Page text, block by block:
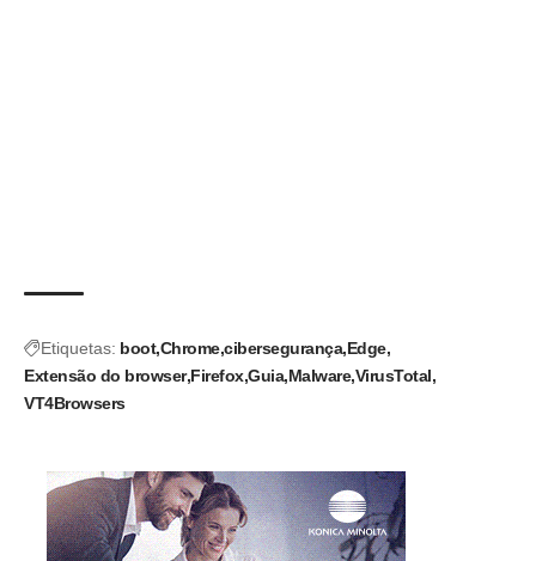
Etiquetas: boot Chrome cibersegurança Edge
Extensão do browser Firefox Guia Malware VirusTotal
VT4Browsers